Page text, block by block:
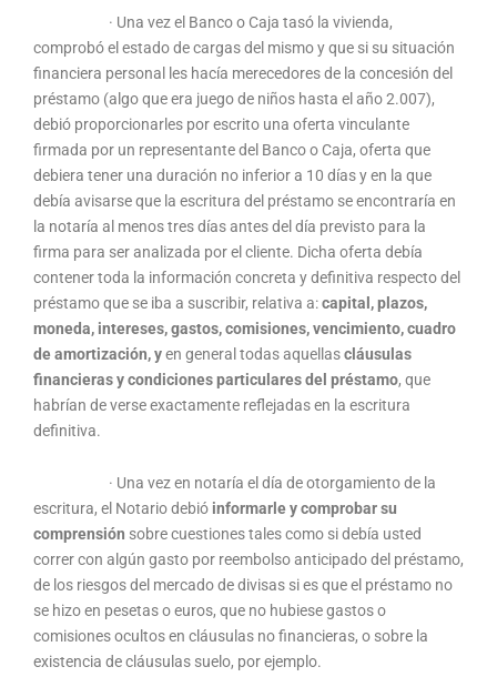
· Una vez el Banco o Caja tasó la vivienda,
comprobó el estado de cargas del mismo y que si su situación
financiera personal les hacía merecedores de la concesión del
préstamo (algo que era juego de niños hasta el año 2.007),
debió proporcionarles por escrito una oferta vinculante
firmada por un representante del Banco o Caja, oferta que
debiera tener una duración no inferior a 10 días y en la que
debía avisarse que la escritura del préstamo se encontraría en
la notaría al menos tres días antes del día previsto para la
firma para ser analizada por el cliente. Dicha oferta debía
contener toda la información concreta y definitiva respecto del
préstamo que se iba a suscribir, relativa a:capital, plazos,
moneda, intereses, gastos, comisiones, vencimiento, cuadro
de amortización, yen general todas aquellascláusulas
financieras y condiciones particulares del préstamo, que
habrían de verse exactamente reflejadas en la escritura
definitiva.
· Una vez en notaría el día de otorgamiento de la
escritura, el Notario debió informarle y comprobar su
comprensión sobre cuestiones tales como si debía usted
correr con algún gasto por reembolso anticipado del préstamo,
de los riesgos del mercado de divisas si es que el préstamo no
se hizo en pesetas o euros, que no hubiese gastos o
comisiones ocultos en cláusulas no financieras, o sobre la
existencia de cláusulas suelo, por ejemplo.